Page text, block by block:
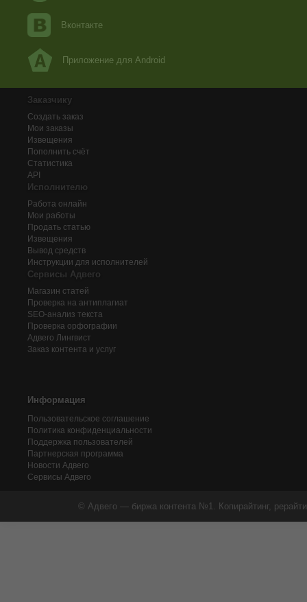
Вконтакте
Приложение для Android
Заказчику
Создать заказ
Мои заказы
Извещения
Пополнить счёт
Статистика
API
Исполнителю
Работа онлайн
Мои работы
Продать статью
Извещения
Вывод средств
Инструкции для исполнителей
Сервисы Адвего
Магазин статей
Проверка на антиплагиат
SEO-анализ текста
Проверка орфографии
Адвего Лингвист
Заказ контента и услуг
Информация
Пользовательское соглашение
Политика конфиденциальности
Поддержка пользователей
Партнерская программа
Новости Адвего
Сервисы Адвего
© Адвего — биржа контента №1. Копирайтинг,